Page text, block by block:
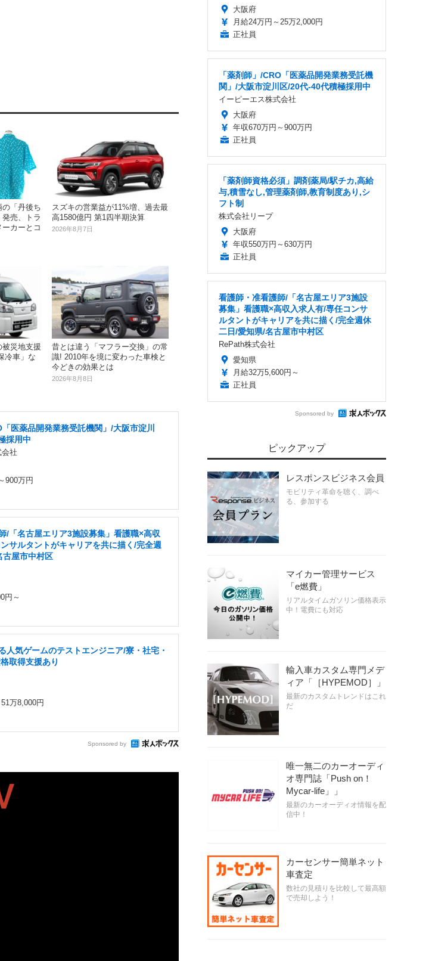
「丹後ち
売、トラ
カーとコ
スズキの営業益が11%増、過去最
高1580億円 第1四半期決算
2026年8月7日
被災地支援
冷車」な
昔とは違う「マフラー交換」の常
識! 2010年を境に変わった車検と
今どきの効果とは
2026年8月8日
「医薬品開発業務受託機関」/大阪市淀川
採用中
社
900万円
/「名古屋エリア3施設募集」看護職×高収
サルタントがキャリアを共に描く/完全週
古屋市中村区
円～
人気ゲームのテストエンジニア/寮・社宅・
取得支援あり
万8,000円
Sponsored by
大阪府
月給24万円～25万2,000円
正社員
「薬剤師」/CRO「医薬品開発業務受託機
関」/大阪市淀川区/20代-40代積極採用中
イーピーエス株式会社
大阪府
年収670万円～900万円
正社員
「薬剤師資格必須」調剤薬局/駅チカ,高給
与,積雪なし,管理薬剤師,教育制度あり,シ
フト制
株式会社リープ
大阪府
年収550万円～630万円
正社員
看護師・准看護師/「名古屋エリア3施設
募集」看護職×高収入求人有/専任コンサ
ルタントがキャリアを共に描く/完全週休
二日/愛知県/名古屋市中村区
RePath株式会社
愛知県
月給32万5,600円～
正社員
Sponsored by
ピックアップ
レスポンスビジネス会員
モビリティ革命を聴く、調べ
る、参加する
マイカー管理サービス
「e燃費」
リアルタイムガソリン価格表示
中！電費にも対応
輸入車カスタム専門メデ
ィア「［HYPEMOD］」
最新のカスタムトレンドはこれ
だ
唯一無二のカーオーディ
オ専門誌「Push on！
Mycar-life」」
最新のカーオーディオ情報を配
信中！
カーセンサー簡単ネット
車査定
数社の見積りを比較して最高額
で売却しよう！